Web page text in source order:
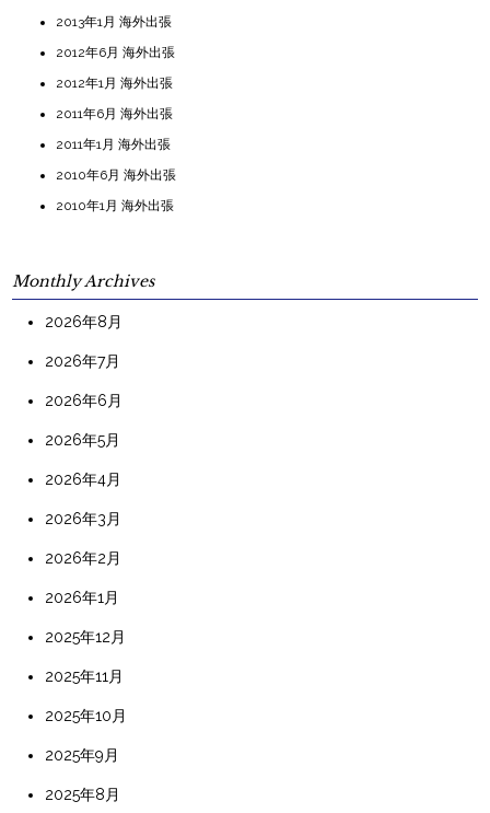
2013年1月 海外出張
2012年6月 海外出張
2012年1月 海外出張
2011年6月 海外出張
2011年1月 海外出張
2010年6月 海外出張
2010年1月 海外出張
Monthly Archives
2026年8月
2026年7月
2026年6月
2026年5月
2026年4月
2026年3月
2026年2月
2026年1月
2025年12月
2025年11月
2025年10月
2025年9月
2025年8月